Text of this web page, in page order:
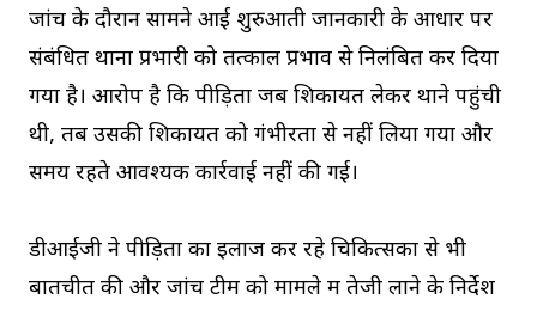
जांच के दौरान सामने आई शुरुआती जानकारी के आधार पर
संबंधित थाना प्रभारी को तत्काल प्रभाव से निलंबित कर दिया
गया है। आरोप है कि पीड़िता जब शिकायत लेकर थाने पहुंची
थी, तब उसकी शिकायत को गंभीरता से नहीं लिया गया और
समय रहते आवश्यक कार्रवाई नहीं की गई।
डीआईजी ने पीड़िता का इलाज कर रहे चिकित्सकों से भी
बातचीत की और जांच टीम को मामले में तेजी लाने के निर्देश